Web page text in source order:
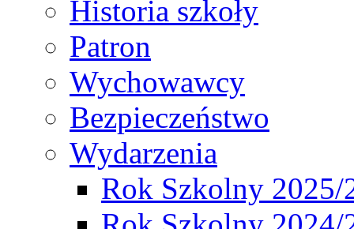
Historia szkoły
Patron
Wychowawcy
Bezpieczeństwo
Wydarzenia
Rok Szkolny 2025/